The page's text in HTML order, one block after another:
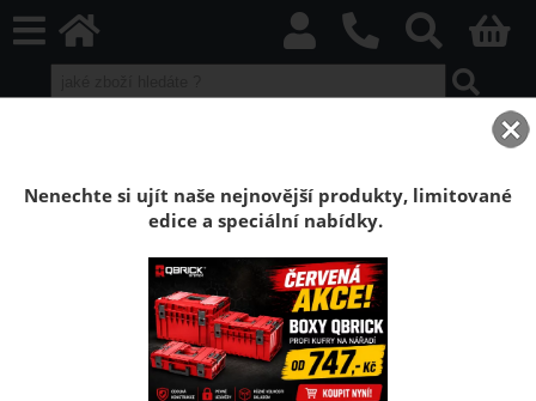
Kufr na nářadí Qbrick System ONE 200 2.0
Basic
Box Qbrick ONE 200 je univerzální modulární box na
nářadí kombinující vlastnosti kontejneru na středně
velké nářadí s funkcí organizéru.
Nenechte si ujít naše nejnovější produkty, limitované
edice a speciální nabídky.